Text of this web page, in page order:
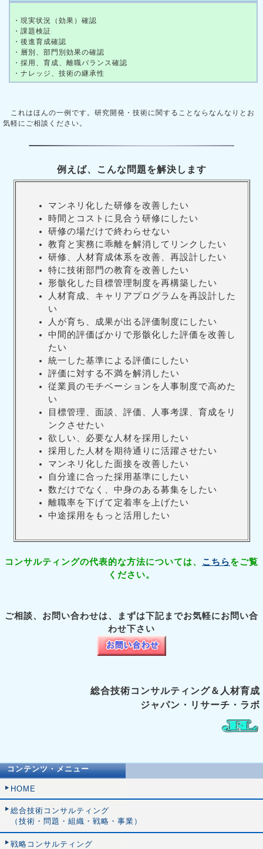
・現実状況（効果）確認
・課題検証
・後進育成確認
・層別、部門別効果の確認
・採用、育成、離職バランス確認
・ナレッジ、技術の継承性
これはほんの一例です。研究開発・技術に関することならなんなりとお
気軽にご相談ください。
例えば、こんな問題を解決します
マンネリ化した研修を改善したい
時間とコストに見合う研修にしたい
研修の場だけで終わらせない
教育と実務に乖離を解消してリンクしたい
研修、人材育成体系を改善、再設計したい
特に技術部門の教育を改善したい
形骸化した目標管理制度を再構築したい
人材育成、キャリアプログラムを再設計した
い
人が育ち、成果が出る評価制度にしたい
中間的評価ばかりで形骸化した評価を改善し
たい
統一した基準による評価にしたい
評価に対する不満を解消したい
従業員のモチベーションを人事制度で高めた
い
目標管理、面談、評価、人事考課、育成をリ
ンクさせたい
欲しい、必要な人材を採用したい
採用した人材を期待通りに活躍させたい
マンネリ化した面接を改善したい
自分達に合った採用基準にしたい
数だけでなく、中身のある募集をしたい
離職率を下げて定着率を上げたい
中途採用をもっと活用したい
コンサルティングの代表的な方法については、 こちらをご覧
ください。
ご相談、お問い合わせは、まずは下記までお気軽にお問い合
わせ下さい
総合技術コンサルティング＆人材育成
ジャパン・リサーチ・ラボ
コンテンツ・メニュー
HOME
総合技術コンサルティング
（技術・問題・組織・戦略・事業）
戦略コンサルティング